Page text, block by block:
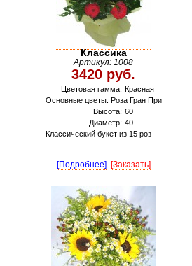
Классика
Артикул: 1008
3420 руб.
Цветовая гамма: Красная
Основные цветы: Роза Гран При
Высота: 60
Диаметр: 40
Классический букет из 15 роз
[Подробнее] [Заказать]